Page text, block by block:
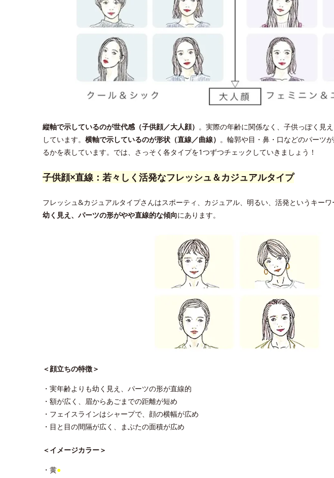
縦軸で示しているのが世代感（子供顔／大人顔） 。実際の年齢に関係なく、子供っぽく見
しています。 横軸で示しているのが形状（直線／曲線） 。輪郭や目・鼻・口などのパーツ
るかを表しています。では、さっそく各タイプを1つずつチェックしていきましょう！
子供顔×直線：若々しく活発なフレッシュ＆カジュアルタイプ
フレッシュ&カジュアルタイプさんはスポーティ、カジュアル、明るい、活発というキーワ
幼く見え、パーツの形がやや直線的な傾向にあります。
＜顔立ちの特徴＞
・実年齢よりも幼く見え、パーツの形が直線的
・額が広く、眉からあごまでの距離が短め
・フェイスラインはシャープで、顔の横幅が広め
・目と目の間隔が広く、まぶたの面積が広め
＜イメージカラー＞
・黄●